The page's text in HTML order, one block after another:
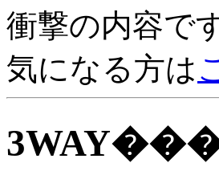
衝撃の内容で
気になる方は